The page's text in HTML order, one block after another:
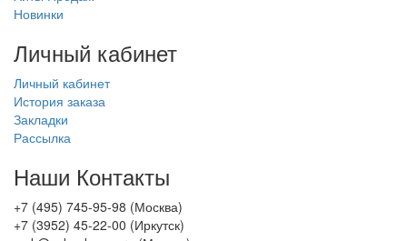
Новинки
Личный кабинет
Личный кабинет
История заказа
Закладки
Рассылка
Наши Контакты
+7 (495) 745-95-98 (Москва)
+7 (3952) 45-22-00 (Иркутск)